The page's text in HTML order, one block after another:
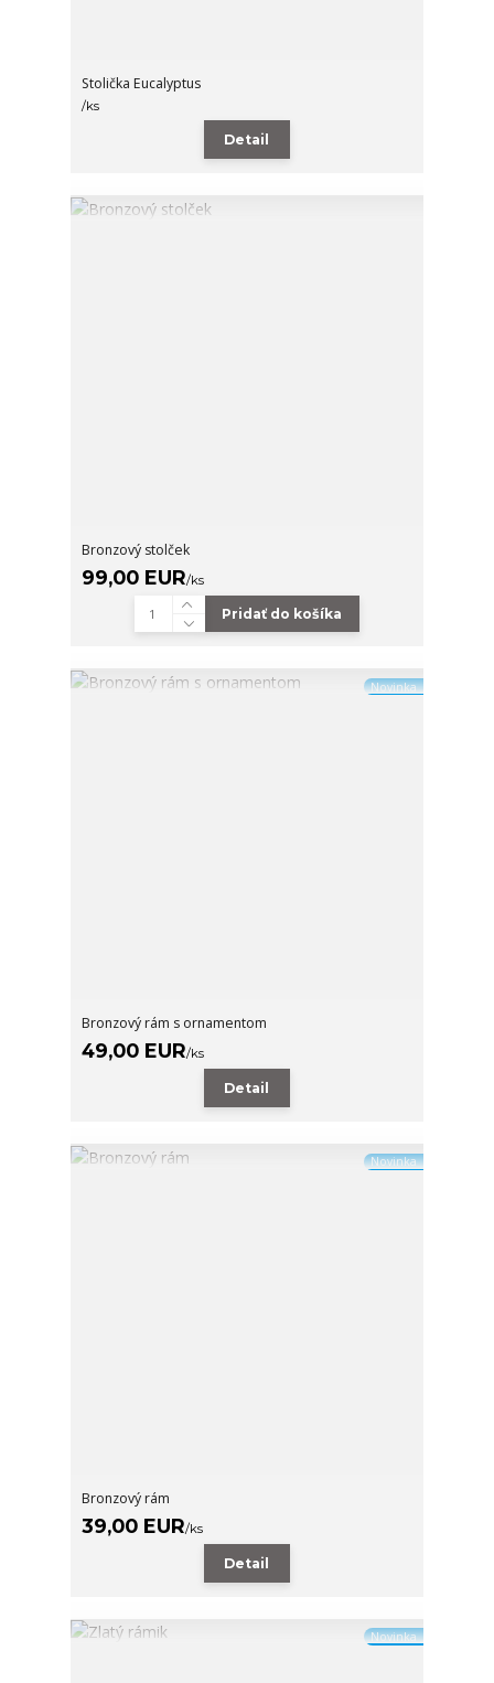
Stolička Eucalyptus
/ks
Detail
Bronzový stolček
99,00 EUR/ks
Pridať do košíka
Novinka
Bronzový rám s ornamentom
49,00 EUR/ks
Detail
Novinka
Bronzový rám
39,00 EUR/ks
Detail
Novinka